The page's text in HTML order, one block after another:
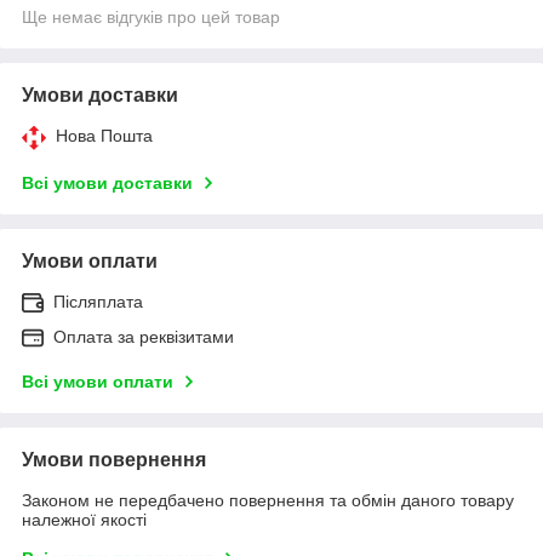
Ще немає відгуків про цей товар
Умови доставки
Нова Пошта
Всі умови доставки
Умови оплати
Післяплата
Оплата за реквізитами
Всі умови оплати
Умови повернення
Законом не передбачено повернення та обмін даного товару
належної якості